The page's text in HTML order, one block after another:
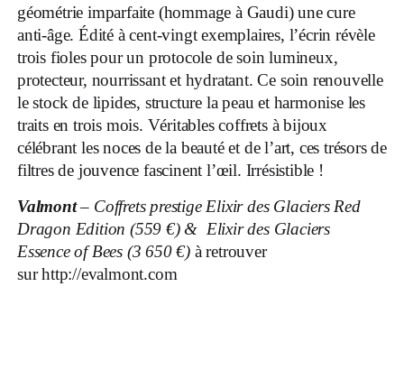
géométrie imparfaite (hommage à Gaudi) une cure
anti-âge. Édité à cent-vingt exemplaires, l’écrin révèle
trois fioles pour un protocole de soin lumineux,
protecteur, nourrissant et hydratant. Ce soin renouvelle
le stock de lipides, structure la peau et harmonise les
traits en trois mois. Véritables coffrets à bijoux
célébrant les noces de la beauté et de l’art, ces trésors de
filtres de jouvence fascinent l’œil. Irrésistible !
Valmont– Coffrets prestige Elixir des Glaciers Red
Dragon Edition (559 €) & Elixir des Glaciers
Essence of Bees (3 650 €) à retrouver
surhttp://evalmont.com